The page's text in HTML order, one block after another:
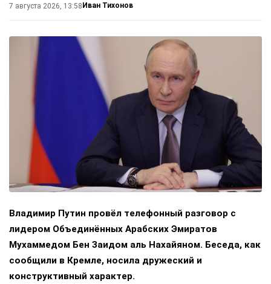
7 августа 2026, 13:58 Иван Тихонов
Владимир Путин провёл телефонный разговор с
лидером Объединённых Арабских Эмиратов
Мухаммедом Бен Заидом аль Нахайяном. Беседа, как
сообщили в Кремле, носила дружеский и
конструктивный характер.